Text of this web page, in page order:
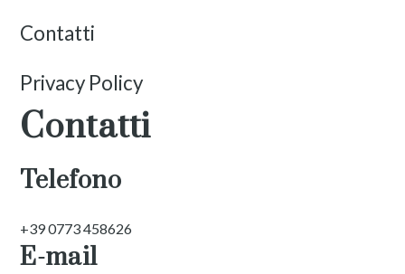
Contatti
Privacy Policy
Contatti
Telefono
+39 0773 458626
E-mail